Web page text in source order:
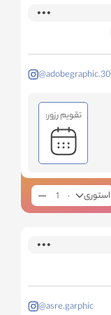
@adobegraphic.30
تقویم رزور:
استوری
@asre.garphic